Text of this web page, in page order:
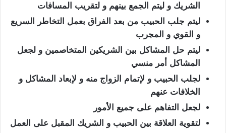
الشريك و ليتم الجمع بينهم و لتقريب المسافات
ليتم جلب الحبيب من بعد الفراق بعمل التخاطر السريع
و القوي و المجرب
ليتم حل المشاكل بين الشريكين المتخاصمين و لجعل
المشاكل أمر منسي
لجلب الحبيب و لإتمام الزواج منه و لإبعاد المشاكل و
الخلافات عنهم
لجعل التفاهم على جميع الأمور
لتقوية العلاقة بين الحبيب و الشريك المقبل على العمل